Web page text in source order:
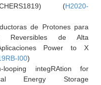
(H2020-
de Protones para
Reversibles de Alta
Power to X
I00)
looping integRAtion for
Energy Storage